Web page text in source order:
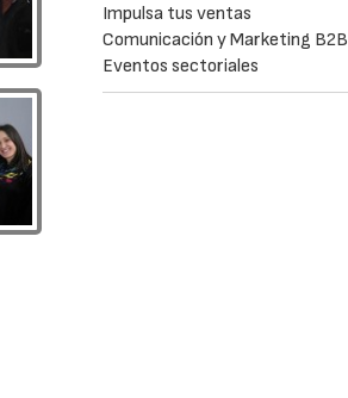
Impulsa tus ventas
Comunicación y Marketing B2B
Eventos sectoriales